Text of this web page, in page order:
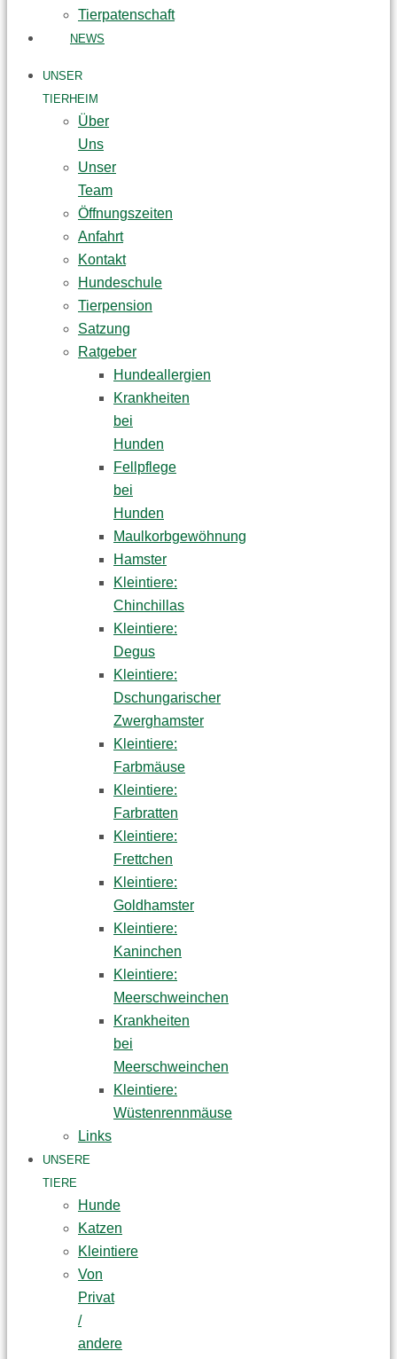
Tierpatenschaft
NEWS
UNSER
TIERHEIM
Über
Uns
Unser
Team
Öffnungszeiten
Anfahrt
Kontakt
Hundeschule
Tierpension
Satzung
Ratgeber
Hundeallergien
Krankheiten
bei
Hunden
Fellpflege
bei
Hunden
Maulkorbgewöhnung
Hamster
Kleintiere:
Chinchillas
Kleintiere:
Degus
Kleintiere:
Dschungarischer
Zwerghamster
Kleintiere:
Farbmäuse
Kleintiere:
Farbratten
Kleintiere:
Frettchen
Kleintiere:
Goldhamster
Kleintiere:
Kaninchen
Kleintiere:
Meerschweinchen
Krankheiten
bei
Meerschweinchen
Kleintiere:
Wüstenrennmäuse
Links
UNSERE
TIERE
Hunde
Katzen
Kleintiere
Von
Privat
/
andere